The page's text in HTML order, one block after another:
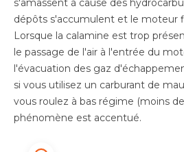
s'amassent à cause des
dépôts s'accumulent et le moteur
Lorsque la calamine est trop
le passage de l'air à l'entrée du
l'évacuation des gaz
si vous utilisez un carburant de
vous roulez à bas régime (moins
phénomène est accentué.